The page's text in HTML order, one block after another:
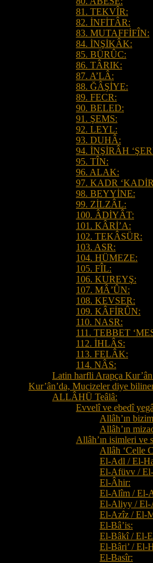
81. TEKVÎR:
82. İNFİTÂR:
83. MUTAFFİFÎN:
84. İNŞİKÂK:
85. BÜRÛC:
86. TÂRIK:
87. A’LÂ:
88. ĞÂŞİYE:
89. FECR:
90. BELED:
91. ŞEMS:
92. LEYL:
93. DUHÂ:
94. İNŞİRÂH
95. TÎN:
96. ALAK:
97. KADR
98. BEYYİNE:
99. ZİLZÂL:
100. ÂDİYÂT:
101. KÂRİ’A:
102. TEKÂSÜR:
103. ASR:
104. HÜMEZE:
105. FÎL:
106. KUREYŞ:
107. MÂ’ÛN:
108. KEVSER:
109. KÂFİRÛN:
110. NASR:
111. TEBBET
112. İHLÂS:
113. FELÂK:
114. NÂS:
Latin harfli Arapça
Kur’ân’da, Mucizeler diye
ALLÂHÜ Teâlâ:
Evvelî ve ebedî
Allâh’ın
Allâh’ın
Allâh’ın isimleri ve
Allâh ‘Celle
El-Adl / El-
El-Afüvv / El-
El-Âhir:
El-Alîm / El-
El-Aliyy / El-
El-Azîz / El-
El-Bâ’is:
El-Bâkî / El-
El-Bâri’ / El-
El-Basîr: